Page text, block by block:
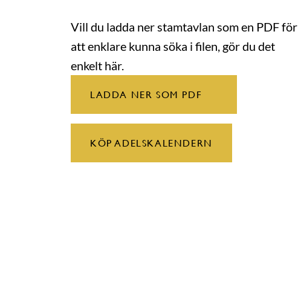
Vill du ladda ner stamtavlan som en PDF för
att enklare kunna söka i filen, gör du det
enkelt här.
LADDA NER SOM PDF
KÖP ADELSKALENDERN